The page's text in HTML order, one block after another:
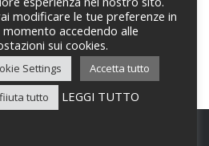
02573280696 - All rights reserved - -
modificare le tue preferenze in
accedendo alle
sui cookies.
Settings
Accetta tutto
tutto
LEGGI TUTTO